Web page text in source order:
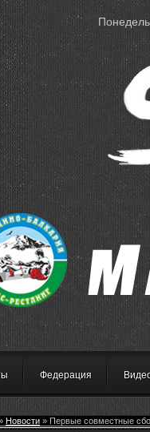
Федерация
Новости » Первые совместные